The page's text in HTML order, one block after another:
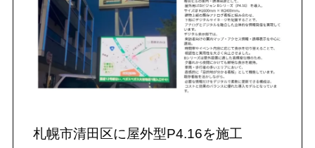
札幌市清田区に屋外型P4.16を施工